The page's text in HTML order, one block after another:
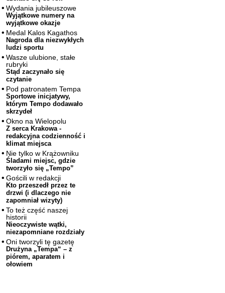
Wydania jubileuszowe
Wyjątkowe numery na
wyjątkowe okazje
Medal Kalos Kagathos
Nagroda dla niezwykłych
ludzi sportu
Wasze ulubione, stałe
rubryki
Stąd zaczynało się
czytanie
Pod patronatem Tempa
Sportowe inicjatywy,
którym Tempo dodawało
skrzydeł
Okno na Wielopolu
Z serca Krakowa -
redakcyjna codzienność i
klimat miejsca
Nie tylko w Krążowniku
Śladami miejsc, gdzie
tworzyło się „Tempo”
Gościli w redakcji
Kto przeszedł przez te
drzwi (i dlaczego nie
zapomniał wizyty)
To też część naszej
historii
Nieoczywiste wątki,
niezapomniane rozdziały
Oni tworzyli tę gazetę
Drużyna „Tempa“ – z
piórem, aparatem i
ołowiem